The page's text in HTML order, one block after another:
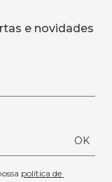
e novidades
OK
política de